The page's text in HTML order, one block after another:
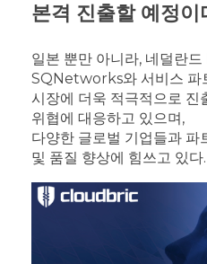
본격 진출할 예정이
일본 뿐만 아니라, 네덜란
SQNetworks와 서비스 파
시장에 더욱 적극적으로 진
위협에 대응하고 있으며,
다양한 글로벌 기업들과 파
및 품질 향상에 힘쓰고 있다.